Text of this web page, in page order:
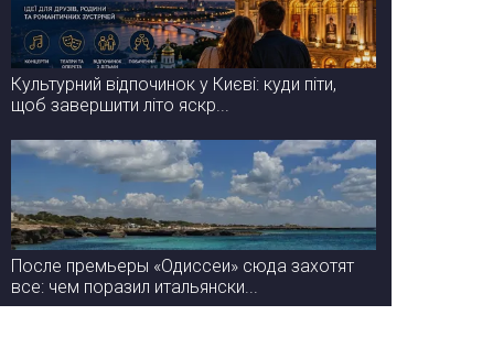
Культурний відпочинок у Києві: куди піти,
щоб завершити літо яскр...
После премьеры «Одиссеи» сюда захотят
все: чем поразил итальянски...